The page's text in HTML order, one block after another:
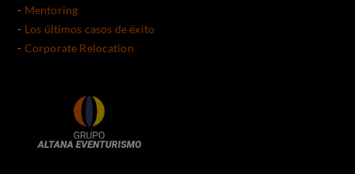
- Mentoring
- Los últimos casos de éxito
- Corporate Relocation